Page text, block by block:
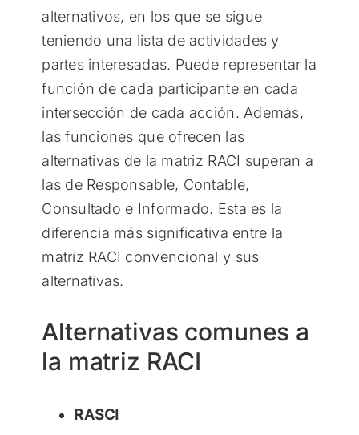
alternativos, en los que se sigue
teniendo una lista de actividades y
partes interesadas. Puede representar la
función de cada participante en cada
intersección de cada acción. Además,
las funciones que ofrecen las
alternativas de la matriz RACI superan a
las de Responsable, Contable,
Consultado e Informado. Esta es la
diferencia más significativa entre la
matriz RACI convencional y sus
alternativas.
Alternativas comunes a
la matriz RACI
RASCI